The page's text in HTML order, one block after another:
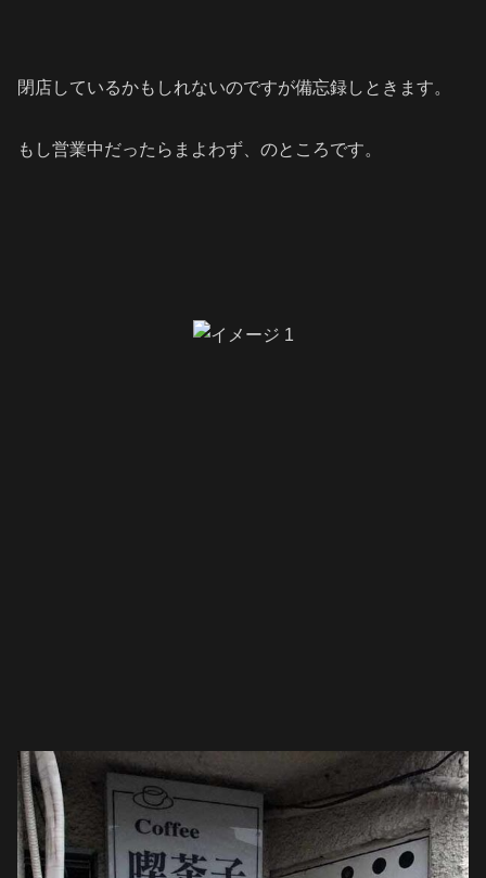
閉店しているかもしれないのですが備忘録しときます。
もし営業中だったらまよわず、のところです。